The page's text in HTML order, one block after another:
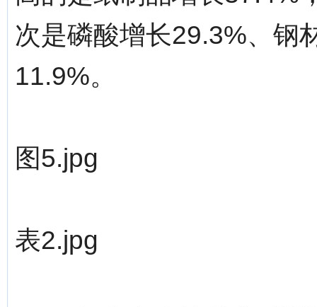
次是磷酸增长29.3%、钢
11.9%。
图5.jpg
表2.jpg